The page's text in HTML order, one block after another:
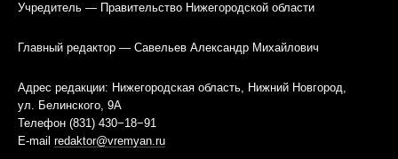
Учредитель — Правительство Нижегородской области
Главный редактор — Савельев Александр Михайлович
Адрес редакции: Нижегородская область, Нижний Новгород,
ул. Белинского, 9А
Телефон (831) 430−18−91
E-mail redaktor@vremyan.ru